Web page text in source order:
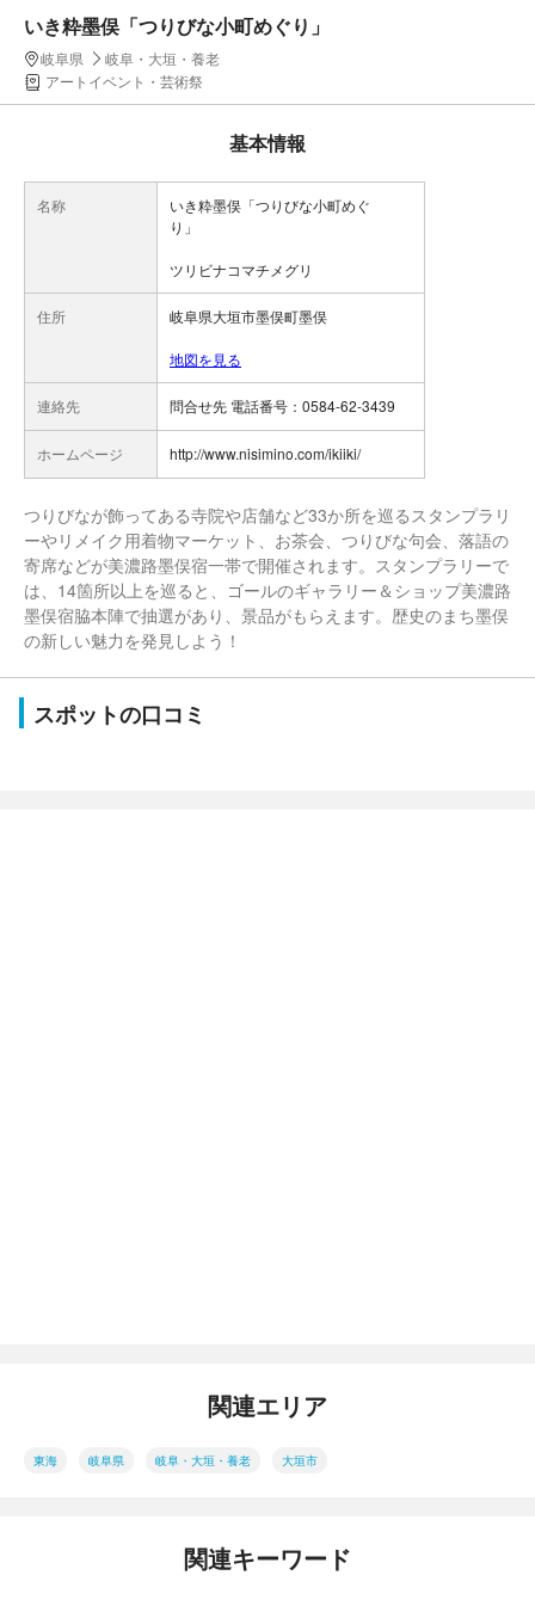
いき粋墨俣「つりびな小町めぐり」
岐阜県
岐阜・大垣・養老
アートイベント・芸術祭
基本情報
名称
いき粋墨俣「つりびな小町めぐ
り」
ツリビナコマチメグリ
住所 岐阜県大垣市墨俣町墨俣
地図を見る
連絡先 問合せ先 電話番号：0584-62-3439
ホームページ http://www.nisimino.com/ikiiki/
つりびなが飾ってある寺院や店舗など33か所を巡るスタンプラリ
ーやリメイク用着物マーケット、お茶会、つりびな句会、落語の
寄席などが美濃路墨俣宿一帯で開催されます。スタンプラリーで
は、14箇所以上を巡ると、ゴールのギャラリー＆ショップ美濃路
墨俣宿脇本陣で抽選があり、景品がもらえます。歴史のまち墨俣
の新しい魅力を発見しよう！
スポットの口コミ
関連エリア
東海 岐阜県 岐阜・大垣・養老 大垣市
関連キーワード